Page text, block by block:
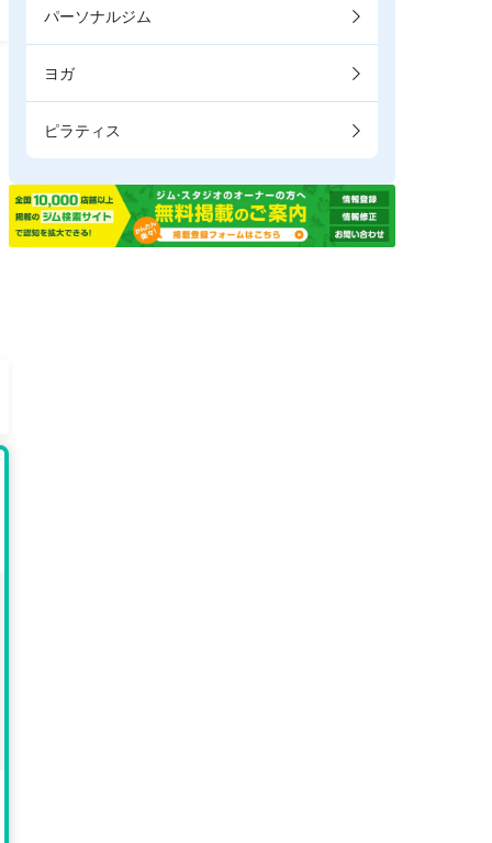
パーソナルジム
ヨガ
ピラティス